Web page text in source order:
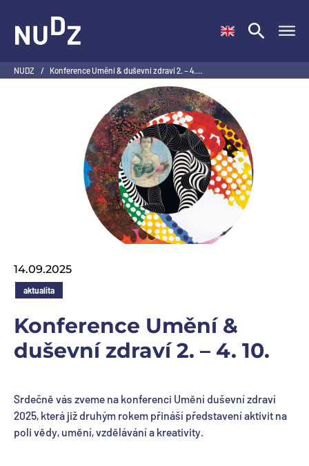
NUDZ / Konference Umění & duševní zdraví 2. –⁠⁠⁠⁠⁠⁠ 4.…
14.09.2025
aktualita
Konference Umění &
duševní zdraví 2. –⁠⁠⁠⁠⁠⁠ 4. 10.
Srdečně vás zveme na konferenci Umění duševní zdraví
2025, která již druhým rokem přináší představení aktivit na
poli vědy, umění, vzdělávání a kreativity.